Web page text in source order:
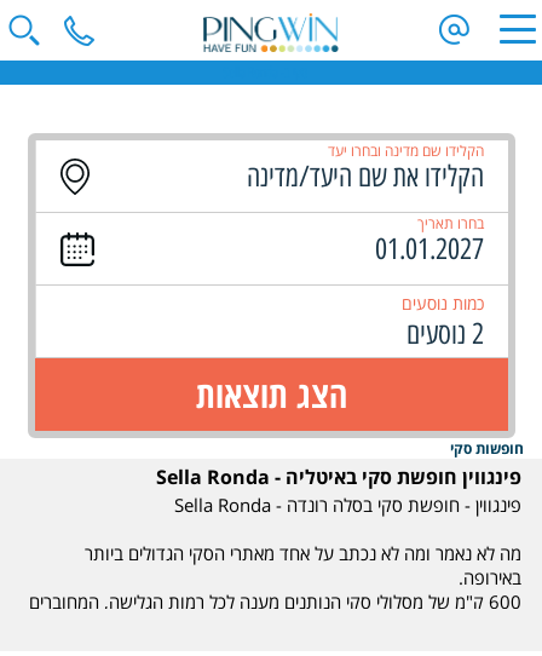
הקלידו שם מדינה ובחרו יעד
בחרו תאריך
כמות נוסעים
2 נוסעים
הצג תוצאות
חופשות סקי
פינגווין חופשת סקי באיטליה - Sella Ronda
פינגווין - חופשת סקי בסלה רונדה - Sella Ronda
מה לא נאמר ומה לא נכתב על אחד מאתרי הסקי הגדולים ביותר
באירופה.
600 ק"מ של מסלולי סקי הנותנים מענה לכל רמות הגלישה, המחוברים